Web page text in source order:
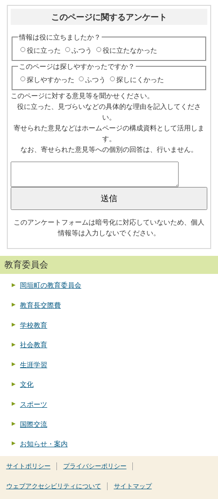
このページに関するアンケート
情報は役に立ちましたか？
役に立った
ふつう 役に立たなかった
このページは探しやすかったですか？
探しやすかった
ふつう 探しにくかった
このページに対する意見等を聞かせください。
役に立った、見づらいなどの具体的な理由を記入してくださ
い。
寄せられた意見などはホームページの構成資料として活用しま
す。
なお、寄せられた意見等への個別の回答は、行いません。
このアンケートフォームは暗号化に対応していないため、個人
情報等は入力しないでください。
教育委員会
岡垣町の教育委員会
教育長交際費
学校教育
社会教育
生涯学習
文化
スポーツ
国際交流
お知らせ・案内
サイトポリシー プライバシーポリシー
ウェブアクセシビリティについて サイトマップ